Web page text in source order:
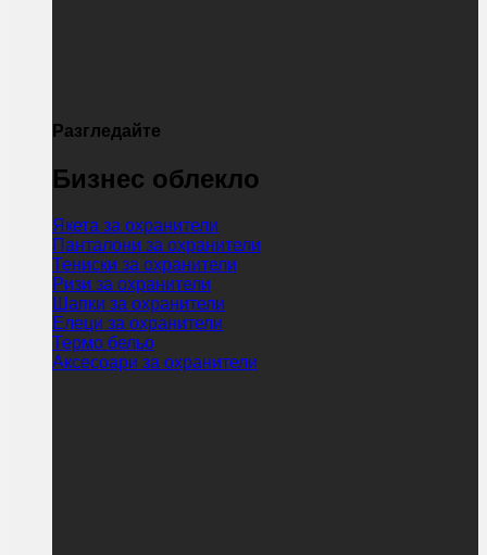
Разгледайте
Бизнес облекло
Якета за охранители
Панталони за охранители
Тениски за охранители
Ризи за охранители
Шапки за охранители
Елеци за охранители
Термо бельо
Аксесоари за охранители